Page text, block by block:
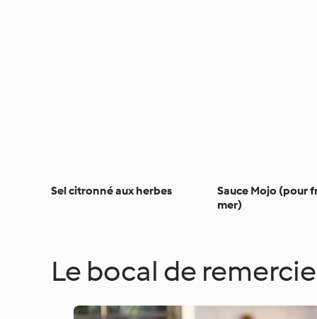
Sel citronné aux herbes
Sauce Mojo (pour
mer)
Le bocal de